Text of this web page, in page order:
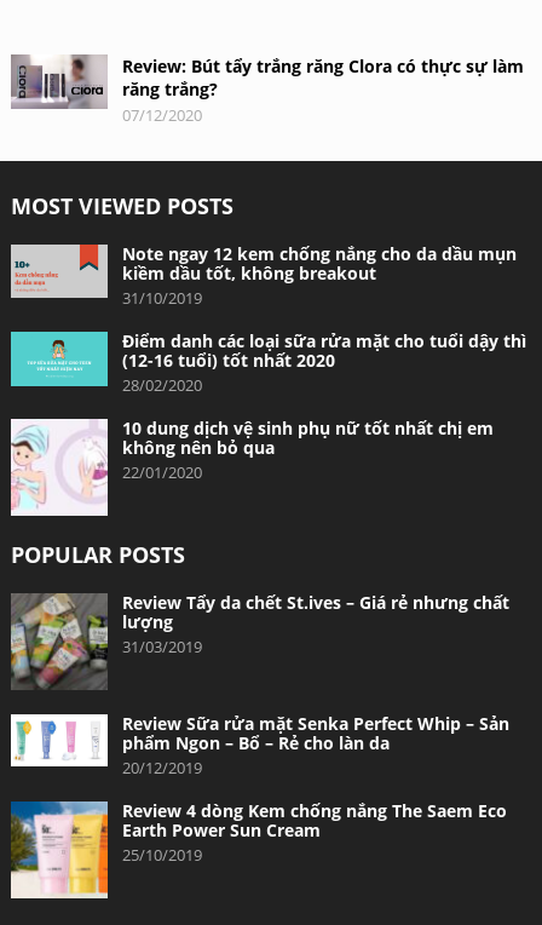
Review: Bút tẩy trắng răng Clora có thực sự làm
răng trắng?
07/12/2020
MOST VIEWED POSTS
Note ngay 12 kem chống nắng cho da dầu mụn
kiềm dầu tốt, không breakout
31/10/2019
Điểm danh các loại sữa rửa mặt cho tuổi dậy thì
(12-16 tuổi) tốt nhất 2020
28/02/2020
10 dung dịch vệ sinh phụ nữ tốt nhất chị em
không nên bỏ qua
22/01/2020
POPULAR POSTS
Review Tẩy da chết St.ives – Giá rẻ nhưng chất
lượng
31/03/2019
Review Sữa rửa mặt Senka Perfect Whip – Sản
phẩm Ngon – Bổ – Rẻ cho làn da
20/12/2019
Review 4 dòng Kem chống nắng The Saem Eco
Earth Power Sun Cream
25/10/2019